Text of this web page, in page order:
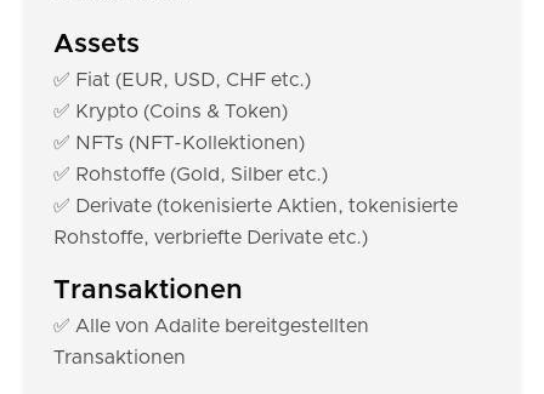
Assets
✅ Fiat (EUR, USD, CHF etc.)
✅ Krypto (Coins & Token)
✅ NFTs (NFT-Kollektionen)
✅ Rohstoffe (Gold, Silber etc.)
✅ Derivate (tokenisierte Aktien, tokenisierte
Rohstoffe, verbriefte Derivate etc.)
Transaktionen
✅ Alle von Adalite bereitgestellten
Transaktionen